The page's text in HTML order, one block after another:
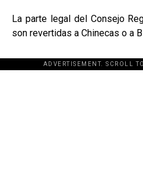
La parte legal del Consejo
son revertidas a Chinecas o a
ADVERTISEMENT. SCROLL